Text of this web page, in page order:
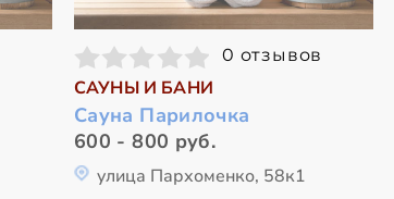
0 отзывов
САУНЫ И БАНИ
Сауна Парилочка
600 - 800 руб.
улица Пархоменко, 58к1